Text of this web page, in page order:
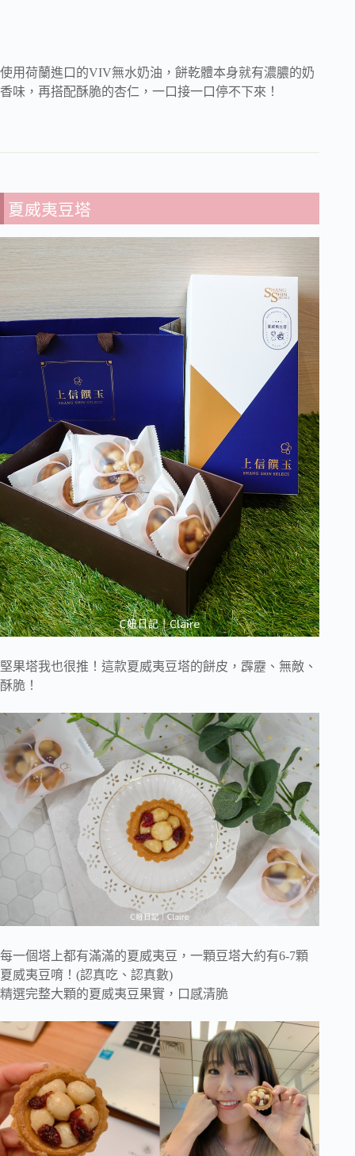
使用荷蘭進口的VIV無水奶油，餅乾體本身就有濃膿的奶
香味，再搭配酥脆的杏仁，一口接一口停不下來！
夏威夷豆塔
堅果塔我也很推！這款夏威夷豆塔的餅皮，霹靂、無敵、
酥脆！
每一個塔上都有滿滿的夏威夷豆，一顆豆塔大約有6-7顆
夏威夷豆唷！(認真吃、認真數)
精選完整大顆的夏威夷豆果實，口感清脆